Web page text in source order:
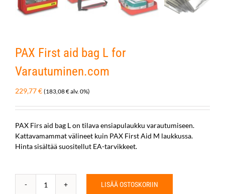
PAX First aid bag L for
Varautuminen.com
229,77€ (183,08€alv. 0%)
PAX Firs aid bag L on tilava ensiapulaukku varautumiseen.
Kattavamammat välineet kuin PAX First Aid M laukkussa.
Hinta sisältää suositellut EA-tarvikkeet.
PAX
LISÄÄ OSTOSKORIIN